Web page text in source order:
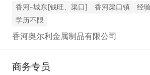
香河-城东[钱旺、渠口] 香河渠口镇
经
学历不限
香河奥尔利金属制品有限公司
商务专员